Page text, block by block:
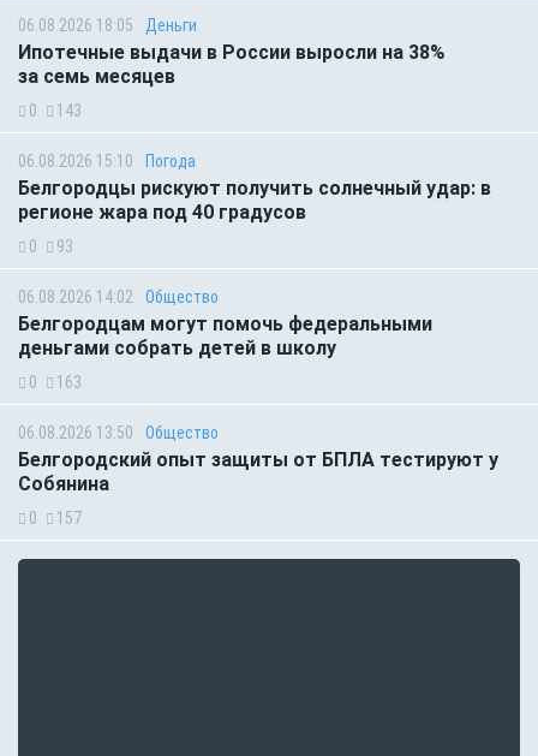
06.08.2026 18:05 Деньги
Ипотечные выдачи в России выросли на 38%
за семь месяцев
0 143
06.08.2026 15:10 Погода
Белгородцы рискуют получить солнечный удар: в
регионе жара под 40 градусов
0 93
06.08.2026 14:02 Общество
Белгородцам могут помочь федеральными
деньгами собрать детей в школу
0 163
06.08.2026 13:50 Общество
Белгородский опыт защиты от БПЛА тестируют у
Собянина
0 157